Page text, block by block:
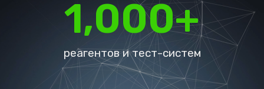
реагентов и тест-систем
1,000+